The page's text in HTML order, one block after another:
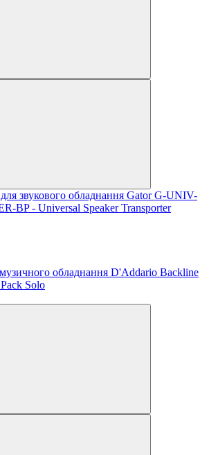
звукового обладнання Gator G-UNIV-
BP - Universal Speaker Transporter